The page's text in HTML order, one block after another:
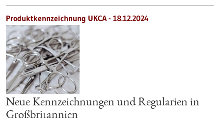
Produktkennzeichnung UKCA - 18.12.2024
Neue Kennzeichnungen und Regularien in
Großbritannien